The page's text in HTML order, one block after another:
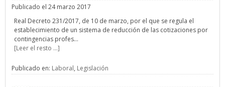
Publicado el 24 marzo 2017
Real Decreto 231/2017, de 10 de marzo, por el que se regula el
establecimiento de un sistema de reducción de las cotizaciones por
contingencias profes...
[Leer el resto ...]
Publicado en: Laboral, Legislación